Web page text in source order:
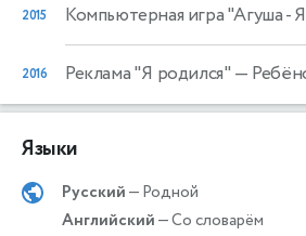
2015 Компьютерная игра "Агуша -
2016 Реклама "Я родился" —
Языки
Русский— Родной
Английский— Со словарём